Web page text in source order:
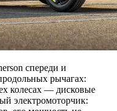
спереди и
рычагах:
колесах — дисковые
электромоторчик: